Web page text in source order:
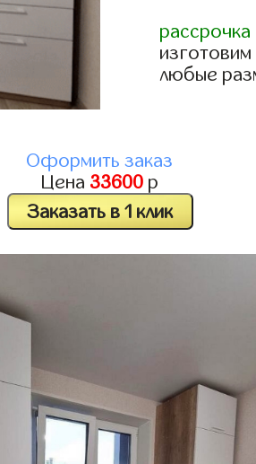
любые
Оформить заказ
Цена 33600 р
Заказать в 1 клик